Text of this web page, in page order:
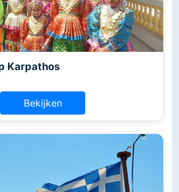
Karpathos
Bekijken